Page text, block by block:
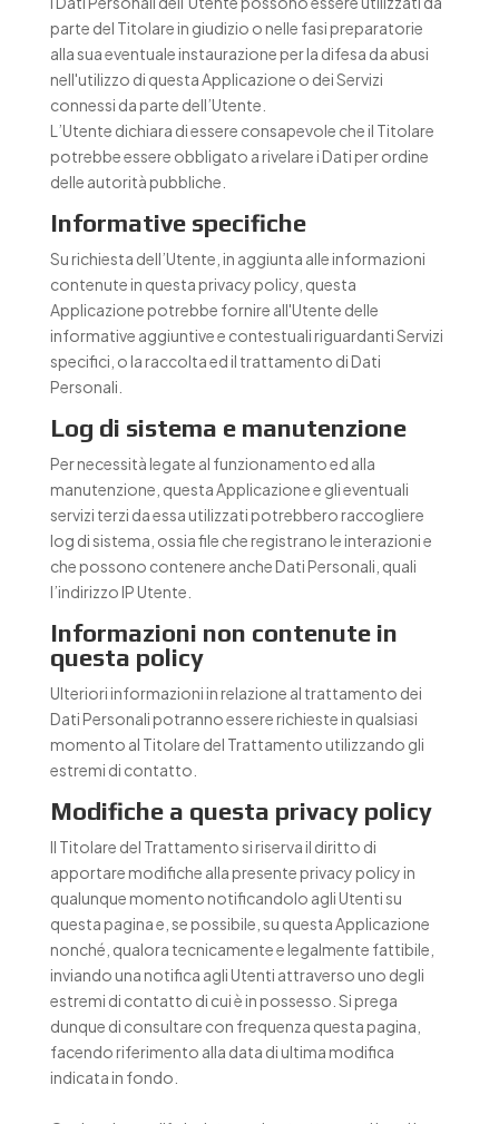
parte del Titolare in giudizio o nelle fasi preparatorie
alla sua eventuale instaurazione per la difesa da abusi
nell'utilizzo di questa Applicazione o dei Servizi
connessi da parte dell’Utente.
L’Utente dichiara di essere consapevole che il Titolare
potrebbe essere obbligato a rivelare i Dati per ordine
delle autorità pubbliche.
Informative specifiche
Su richiesta dell’Utente, in aggiunta alle informazioni
contenute in questa privacy policy, questa
Applicazione potrebbe fornire all'Utente delle
informative aggiuntive e contestuali riguardanti Servizi
specifici, o la raccolta ed il trattamento di Dati
Personali.
Log di sistema e manutenzione
Per necessità legate al funzionamento ed alla
manutenzione, questa Applicazione e gli eventuali
servizi terzi da essa utilizzati potrebbero raccogliere
log di sistema, ossia file che registrano le interazioni e
che possono contenere anche Dati Personali, quali
l’indirizzo IP Utente.
Informazioni non contenute in
questa policy
Ulteriori informazioni in relazione al trattamento dei
Dati Personali potranno essere richieste in qualsiasi
momento al Titolare del Trattamento utilizzando gli
estremi di contatto.
Modifiche a questa privacy policy
Il Titolare del Trattamento si riserva il diritto di
apportare modifiche alla presente privacy policy in
qualunque momento notificandolo agli Utenti su
questa pagina e, se possibile, su questa Applicazione
nonché, qualora tecnicamente e legalmente fattibile,
inviando una notifica agli Utenti attraverso uno degli
estremi di contatto di cui è in possesso. Si prega
dunque di consultare con frequenza questa pagina,
facendo riferimento alla data di ultima modifica
indicata in fondo.